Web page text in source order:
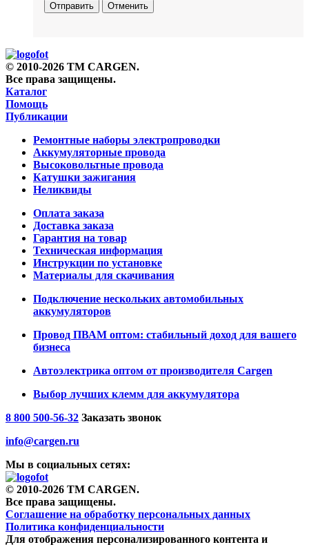
Отправить Отменить
© 2010-2026 TM CARGEN.
Все права защищены.
Каталог
Помощь
Публикации
Ремонтные наборы электропроводки
Аккумуляторные провода
Высоковольтные провода
Катушки зажигания
Неликвиды
Оплата заказа
Доставка заказа
Гарантия на товар
Техническая информация
Инструкции по установке
Материалы для скачивания
Подключение нескольких автомобильных
аккумуляторов
Провод ПВАМ оптом: стабильный доход для вашего
бизнеса
Автоэлектрика оптом от производителя Cargen
Выбор лучших клемм для аккумулятора
8 800 500-56-32 Заказать звонок
info@cargen.ru
Мы в социальных сетях:
© 2010-2026 TM CARGEN.
Все права защищены.
Соглашение на обработку персональных данных
Политика конфиденциальности
Для отображения персонализированного контента и